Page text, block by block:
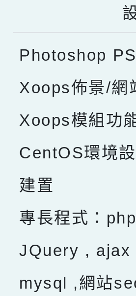
Photoshop
Xoops佈景/網
Xoops模組功
CentOS環境
建置
專長程式：
JQuery ,
mysql ,網站